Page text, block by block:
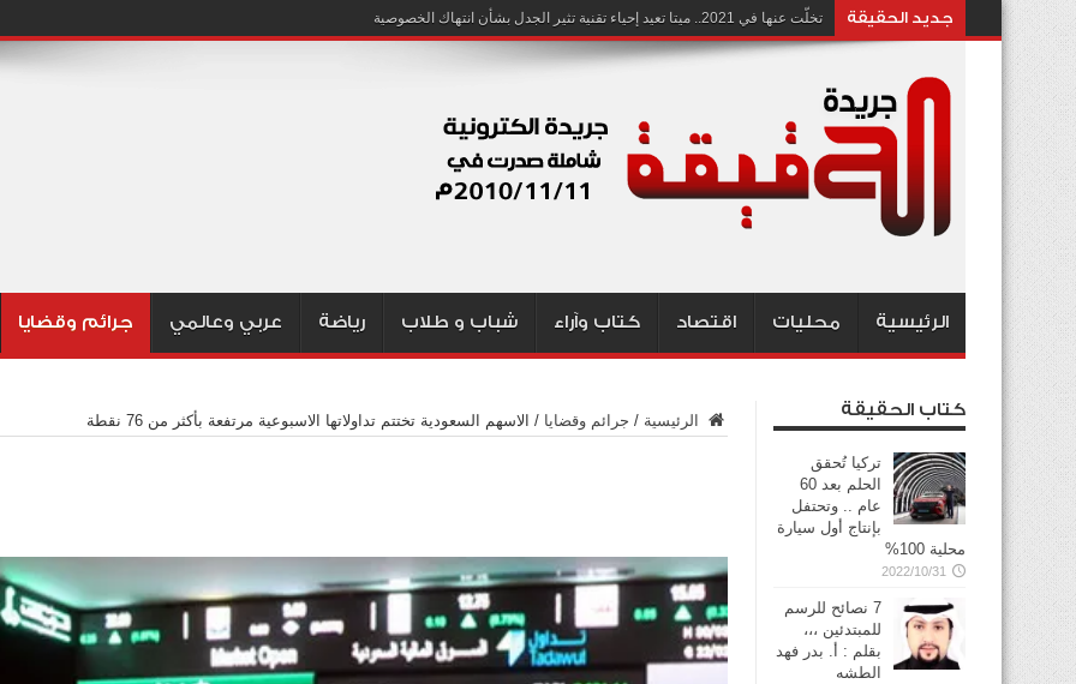
جديد الحقيقة تخلّت عنها في 2021.. ميتا تعيد إحياء تقنية تثير الجدل بشأن انتهاك الخصوصية
الرئيسية محليات اقتصاد كتاب وآراء شباب و طلاب رياضة عربي وعالمي جرائم وقضايا
الرئيسية / جرائم وقضايا / الاسهم السعودية تختتم تداولاتها الاسبوعية مرتفعة بأكثر من 76 نقطة
كتاب الحقيقة
تركيا تُحقق
الحلم بعد 60
عام .. وتحتفل
بإنتاج أول سيارة
محلية 100%
2022/10/31
7 نصائح للرسم
للمبتدئين ،،،
بقلم : أ. بدر فهد
الطشه